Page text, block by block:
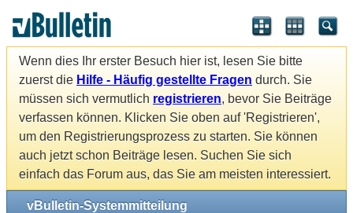
Wenn dies Ihr erster Besuch hier ist, lesen Sie bitte
zuerst die Hilfe - Häufig gestellte Fragen durch. Sie
müssen sich vermutlich registrieren, bevor Sie Beiträge
verfassen können. Klicken Sie oben auf 'Registrieren',
um den Registrierungsprozess zu starten. Sie können
auch jetzt schon Beiträge lesen. Suchen Sie sich
einfach das Forum aus, das Sie am meisten interessiert.
vBulletin-Systemmitteilung